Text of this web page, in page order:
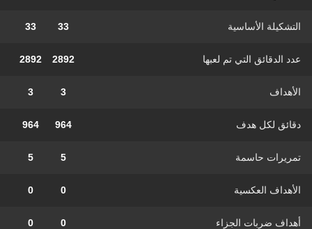
التشكيلة الأساسية 33
33
عدد الدقائق التي تم لعبها 2892
2892
الأهداف 3
3
دقائق لكل هدف 964
964
تمريرات حاسمة 5
5
الأهداف العكسية 0
0
أهداف ضربات الجزاء 0
0